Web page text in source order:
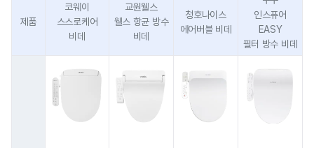
제품
코웨이
스스로케어
비데
교원웰스
웰스 항균 방수
비데
청호나이스
에어버블 비데
인스퓨어
EASY
필터 방수 비데